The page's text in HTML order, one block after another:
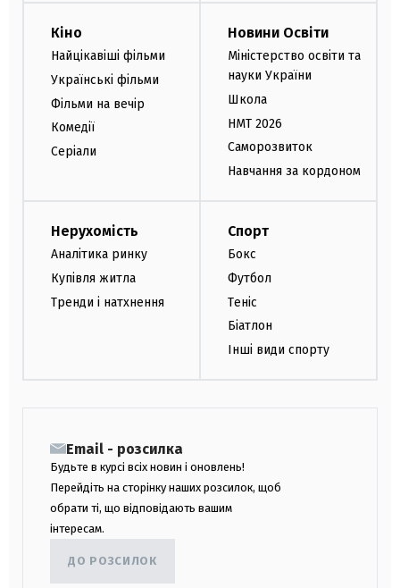
Кіно
Найцікавіші фільми
Українські фільми
Фільми на вечір
Комедії
Серіали
Новини Освіти
Міністерство освіти та
науки України
Школа
НМТ 2026
Саморозвиток
Навчання за кордоном
Нерухомість
Аналітика ринку
Купівля житла
Тренди і натхнення
Спорт
Бокс
Футбол
Теніс
Біатлон
Інші види спорту
Email - розсилка
Будьте в курсі всіх новин і оновлень!
Перейдіть на сторінку наших розсилок, щоб
обрати ті, що відповідають вашим
інтересам.
ДО РОЗСИЛОК